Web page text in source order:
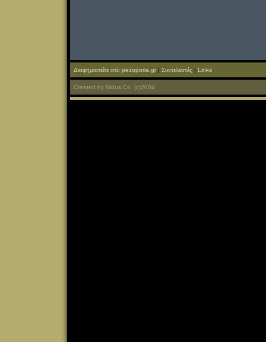
Διαφημιστείτε στο pezoporia.gr | Συντελεστές | Links
Created by Nidus Co. (c)2004